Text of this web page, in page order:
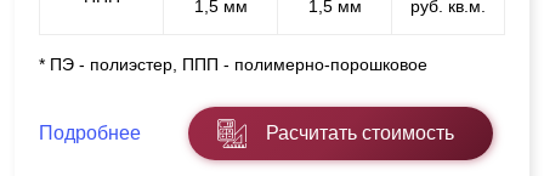
1,5 мм
1,5 мм
руб. кв.м.
* ПЭ - полиэстер, ППП - полимерно-порошковое
Подробнее Расчитать стоимость